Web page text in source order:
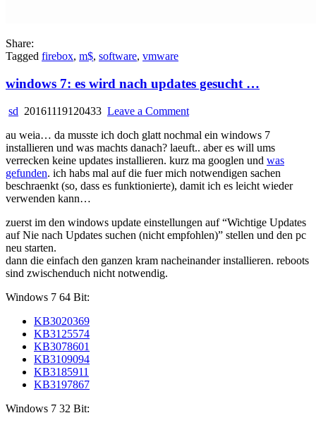
Share:
Tagged firebox, m$, software, vmware
windows 7: es wird nach updates gesucht …
sd 20161119120433 Leave a Commenton
7:
es
wird
nach
updates
au weia… da musste ich doch glatt nochmal ein windows 7
installieren und was machts danach? laeuft.. aber es will ums
verrecken keine updates installieren. kurz ma googlen und was
gefunden. ich habs mal auf die fuer mich notwendigen sachen
beschraenkt (so, dass es funktionierte), damit ich es leicht wieder
verwenden kann…
zuerst im den windows update einstellungen auf “Wichtige Updates
auf Nie nach Updates suchen (nicht empfohlen)” stellen und den pc
neu starten.
dann die einfach den ganzen kram nacheinander installieren. reboots
sind zwischenduch nicht notwendig.
Windows 7 64 Bit:
KB3020369
KB3125574
KB3078601
KB3109094
KB3185911
KB3197867
Windows 7 32 Bit: